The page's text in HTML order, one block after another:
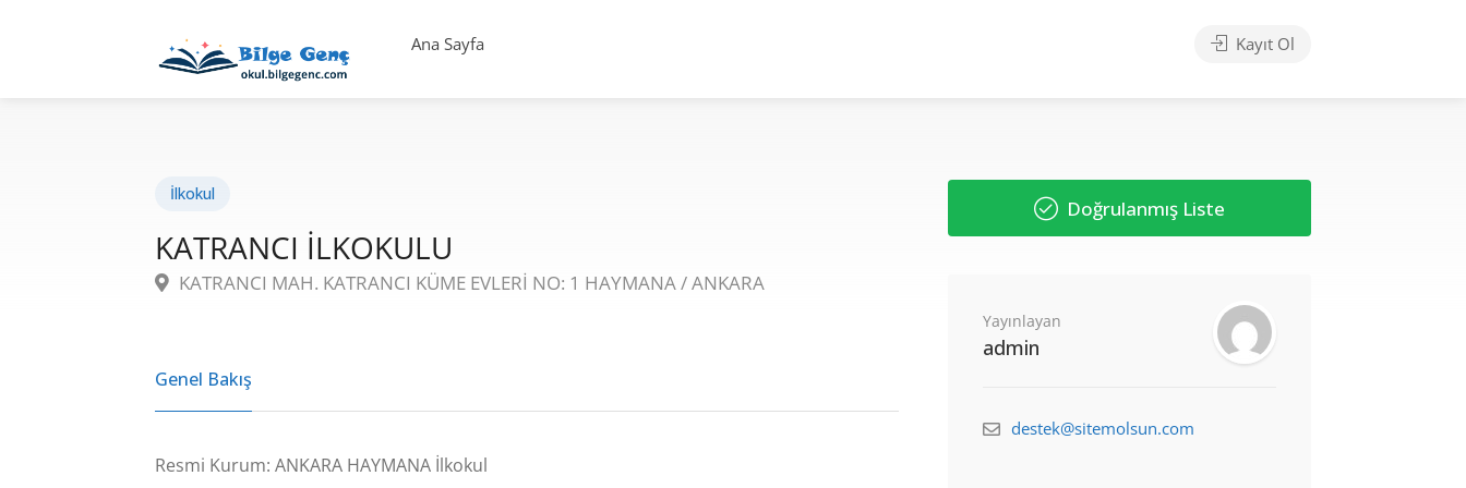
Ana Sayfa Kayıt Ol
İlkokul
KATRANCI İLKOKULU
KATRANCI MAH. KATRANCI KÜME EVLERİ NO: 1 HAYMANA / ANKARA
Genel Bakış
Resmi Kurum: ANKARA HAYMANA İlkokul
Doğrulanmış Liste
Yayınlayan
admin
destek@sitemolsun.com